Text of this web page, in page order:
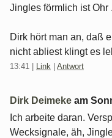
Jingles förmlich ist Ohr
Dirk hört man an, daß
nicht abliest klingt es
13:41 Link Antwort
Dirk Deimeke am
Ich arbeite daran.
Wecksignale, äh,